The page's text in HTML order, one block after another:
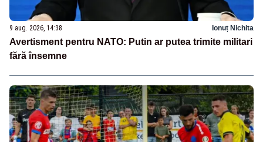
9 aug. 2026, 14:38 Ionuț Nichita
Avertisment pentru NATO: Putin ar putea trimite militari
fără însemne